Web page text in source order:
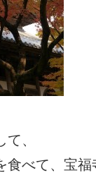
、
食べて、宝福